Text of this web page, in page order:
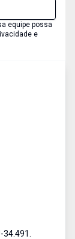
equipe possa
e